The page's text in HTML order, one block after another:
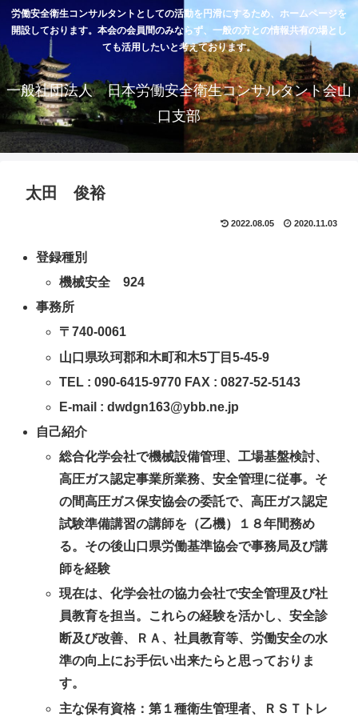
労働安全衛生コンサルタントとしての活動を円滑にするため、ホームページを
開設しております。本会の会員間のみならず、一般の方との情報共有の場とし
ても活用したいと考えております。
一般社団法人 日本労働安全衛生コンサルタント会山
口支部
太田 俊裕
2022.08.05 2020.11.03
登録種別
機械安全 924
事務所
〒740-0061
山口県玖珂郡和木町和木5丁目5-45-9
TEL : 090-6415-9770 FAX : 0827-52-5143
E-mail : dwdgn163@ybb.ne.jp
自己紹介
総合化学会社で機械設備管理、工場基盤検討、
高圧ガス認定事業所業務、安全管理に従事。そ
の間高圧ガス保安協会の委託で、高圧ガス認定
試験準備講習の講師を（乙機）１８年間務め
る。その後山口県労働基準協会で事務局及び講
師を経験
現在は、化学会社の協力会社で安全管理及び社
員教育を担当。これらの経験を活かし、安全診
断及び改善、ＲＡ、社員教育等、労働安全の水
準の向上にお手伝い出来たらと思っておりま
す。
主な保有資格：第１種衛生管理者、ＲＳＴトレ